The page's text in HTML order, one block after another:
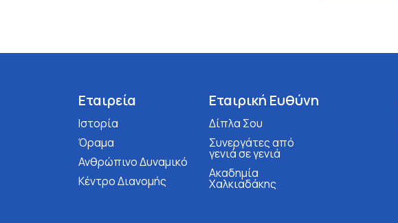
Εταιρεία
Ιστορία
Όραμα
Ανθρώπινο Δυναμικό
Κέντρο Διανομής
Εταιρική Ευθύνη
Δίπλα Σου
Συνεργάτες από
γενιά σε γενιά
Ακαδημία
Χαλκιαδάκης